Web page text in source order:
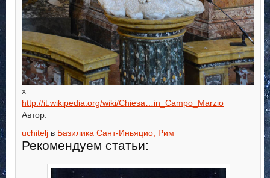
х
http://it.wikipedia.org/wiki/Chiesa…in_Campo_Marzio
Автор:
uchitelj в Базилика Сант-Иньяцио, Рим
Рекомендуем статьи: